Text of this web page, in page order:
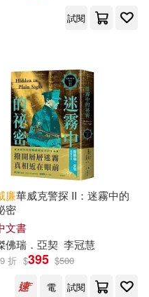
(18)
編寫組
三采(107)
試閱
廉華威克警探 II：迷霧中的
密
文書
佛瑞．亞契 李冠慧
折 $395 $500
電
試閱